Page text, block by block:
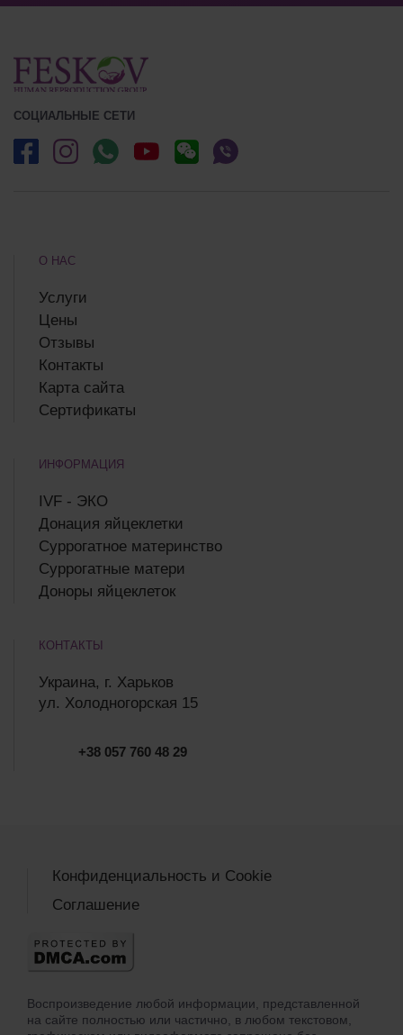
СОЦИАЛЬНЫЕ СЕТИ
О НАС
Услуги
Цены
Отзывы
Контакты
Карта сайта
Сертификаты
ИНФОРМАЦИЯ
IVF - ЭКО
Донация яйцеклетки
Суррогатное материнство
Суррогатные матери
Доноры яйцеклеток
КОНТАКТЫ
Украина, г. Харьков
ул. Холодногорская 15
+38 057 760 48 29
Воспроизведение любой информации, представленной
на сайте полностью или частично, в любом текстовом,
Конфиденциальность и Cookie
Соглашение